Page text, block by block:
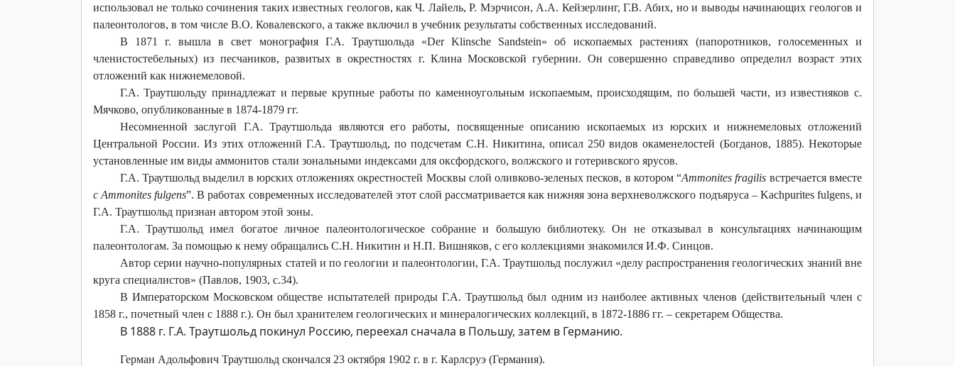
использовал не только сочинения таких известных геологов, как Ч. Лайель, Р. Мэрчисон, А.А. Кейзерлинг, Г.В. Абих, но и выводы начинающих геологов и
палеонтологов, в том числе В.О. Ковалевского, а также включил в учебник результаты собственных исследований.
В 1871 г. вышла в свет монография Г.А. Траутшольда «Der Klinsche Sandstein» об ископаемых растениях (папоротников, голосеменных и
членистостебельных) из песчаников, развитых в окрестностях г. Клина Московской губернии. Он совершенно справедливо определил возраст этих
отложений как нижнемеловой.
Г.А. Траутшольду принадлежат и первые крупные работы по каменноугольным ископаемым, происходящим, по большей части, из известняков с.
Мячково, опубликованные в 1874-1879 гг.
Несомненной заслугой Г.А. Траутшольда являются его работы, посвященные описанию ископаемых из юрских и нижнемеловых отложений
Центральной России. Из этих отложений Г.А. Траутшольд, по подсчетам С.Н. Никитина, описал 250 видов окаменелостей (Богданов, 1885). Некоторые
установленные им виды аммонитов стали зональными индексами для оксфордского, волжского и готеривского ярусов.
Г.А. Траутшольд выделил в юрских отложениях окрестностей Москвы слой оливково-зеленых песков, в котором “Ammonites fragilis встречается вместе
с Ammonites fulgens”. В работах современных исследователей этот слой рассматривается как нижняя зона верхневолжского подъяруса – Kachpurites fulgens, и
Г.А. Траутшольд признан автором этой зоны.
Г.А. Траутшольд имел богатое личное палеонтологическое собрание и большую библиотеку. Он не отказывал в консультациях начинающим
палеонтологам. За помощью к нему обращались С.Н. Никитин и Н.П. Вишняков, с его коллекциями знакомился И.Ф. Синцов.
Автор серии научно-популярных статей и по геологии и палеонтологии, Г.А. Траутшольд послужил «делу распространения геологических знаний вне
круга специалистов» (Павлов, 1903, с.34).
В Императорском Московском обществе испытателей природы Г.А. Траутшольд был одним из наиболее активных членов (действительный член с
1858 г., почетный член с 1888 г.). Он был хранителем геологических и минералогических коллекций, в 1872-1886 гг. – секретарем Общества.
В 1888 г. Г.А. Траутшольд покинул Россию, переехал сначала в Польшу, затем в Германию.
Герман Адольфович Траутшольд скончался 23 октября 1902 г. в г. Карлсруэ (Германия).